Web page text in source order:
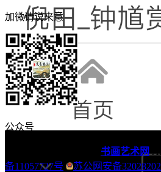
加微请说来意
公众号
书画艺术网All
备11057727号
苏公网安备